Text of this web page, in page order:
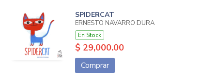
SPIDERCAT
ERNESTO NAVARRO DURA
En Stock
$ 29,000.00
Comprar